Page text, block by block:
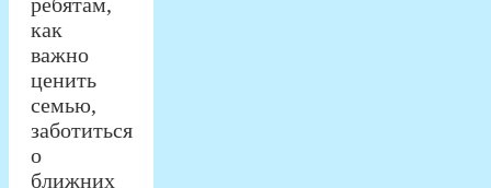
ребятам,
как
важно
ценить
семью,
заботиться
о
ближних